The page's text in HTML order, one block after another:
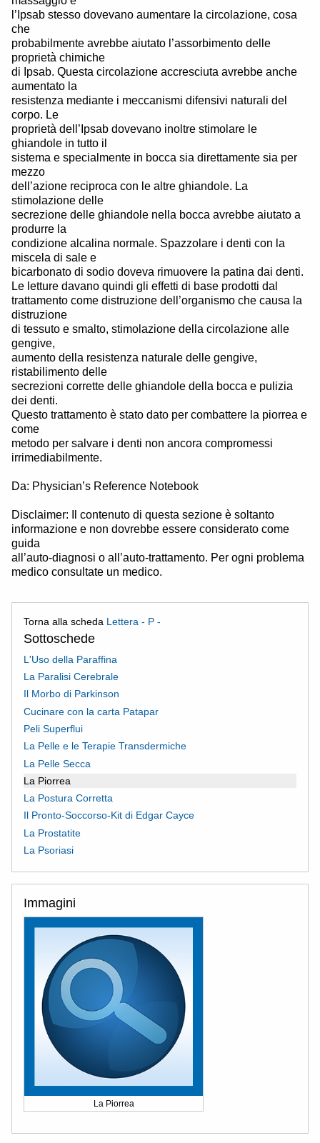
l’Ipsab stesso dovevano aumentare la circolazione, cosa
che
probabilmente avrebbe aiutato l’assorbimento delle
proprietà chimiche
di Ipsab. Questa circolazione accresciuta avrebbe anche
aumentato la
resistenza mediante i meccanismi difensivi naturali del
corpo. Le
proprietà dell’Ipsab dovevano inoltre stimolare le
ghiandole in tutto il
sistema e specialmente in bocca sia direttamente sia per
mezzo
dell’azione reciproca con le altre ghiandole. La
stimolazione delle
secrezione delle ghiandole nella bocca avrebbe aiutato a
produrre la
condizione alcalina normale. Spazzolare i denti con la
miscela di sale e
bicarbonato di sodio doveva rimuovere la patina dai denti.
Le letture davano quindi gli effetti di base prodotti dal
trattamento come distruzione dell’organismo che causa la
distruzione
di tessuto e smalto, stimolazione della circolazione alle
gengive,
aumento della resistenza naturale delle gengive,
ristabilimento delle
secrezioni corrette delle ghiandole della bocca e pulizia
dei denti.
Questo trattamento è stato dato per combattere la piorrea e
come
metodo per salvare i denti non ancora compromessi
irrimediabilmente.
Da: Physician’s Reference Notebook
Disclaimer: Il contenuto di questa sezione è soltanto
informazione e non dovrebbe essere considerato come
guida
all’auto-diagnosi o all’auto-trattamento. Per ogni problema
medico consultate un medico.
Torna alla scheda Lettera - P -
Sottoschede
L'Uso della Paraffina
La Paralisi Cerebrale
Il Morbo di Parkinson
Cucinare con la carta Patapar
Peli Superflui
La Pelle e le Terapie Transdermiche
La Pelle Secca
La Piorrea
La Postura Corretta
Il Pronto-Soccorso-Kit di Edgar Cayce
La Prostatite
La Psoriasi
Immagini
La Piorrea